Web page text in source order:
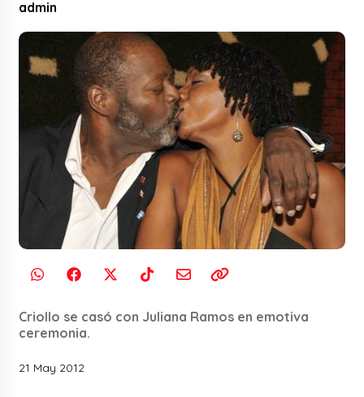
admin
Criollo se casó con Juliana Ramos en emotiva
ceremonia.
21 May 2012